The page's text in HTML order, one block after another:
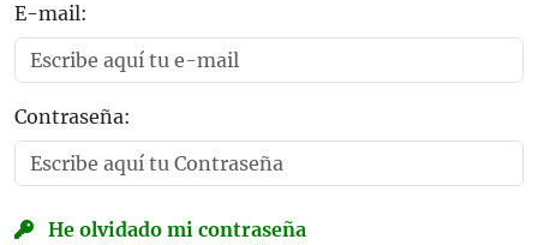
E-mail:
Contraseña:
He olvidado mi contraseña